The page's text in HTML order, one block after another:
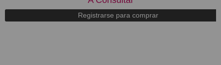
Registrarse para comprar